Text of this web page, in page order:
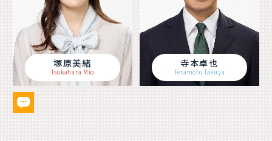
塚原美緒
Tsukahara Mio
寺本卓也
Teramoto Takuya